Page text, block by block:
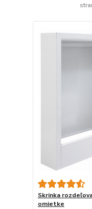
Skrinka
omietke